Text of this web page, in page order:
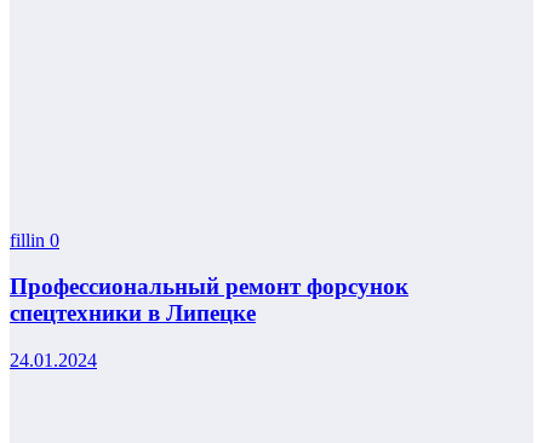
fillin 0
Профессиональный ремонт форсунок
спецтехники в Липецке
24.01.2024